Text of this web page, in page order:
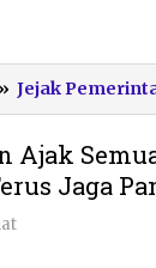
» Jejak
Ajak
Jaga